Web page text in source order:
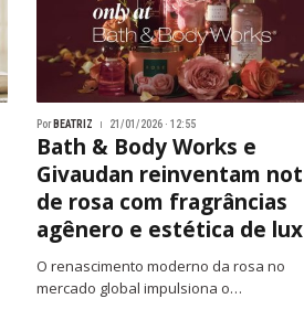
Por BEATRIZ 21/01/2026 · 12:55
Bath & Body Works e
Givaudan reinventam
de rosa com fragrâncias
agênero e estética de
O renascimento moderno da rosa no
mercado global impulsiona o…